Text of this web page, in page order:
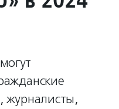
журналисты,